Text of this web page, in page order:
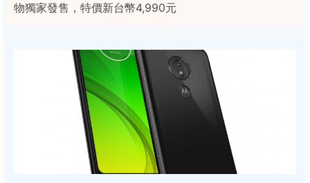
物獨家發售，特價新台幣4,990元